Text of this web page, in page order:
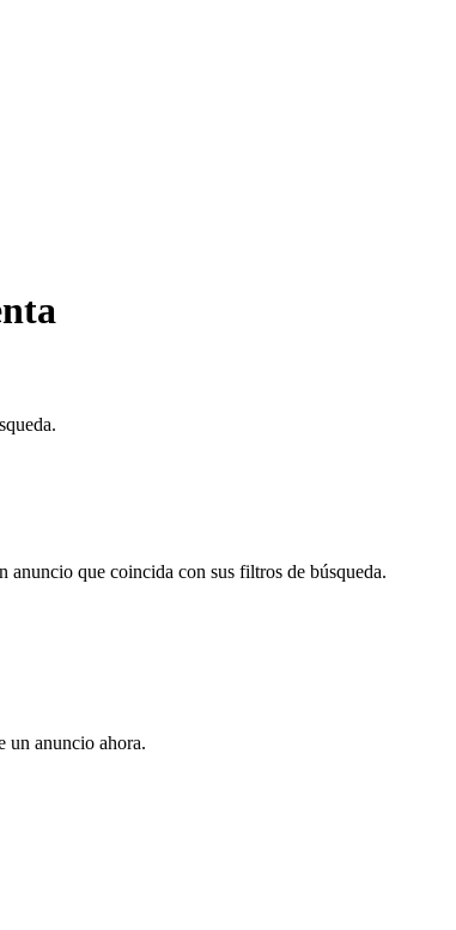
que coincida con sus filtros de búsqueda.
un anuncio ahora.